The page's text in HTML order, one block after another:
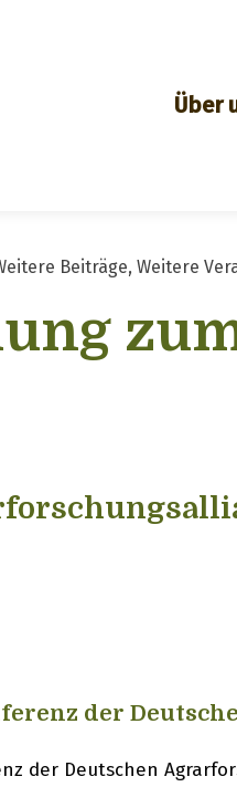
Über
Beiträge, Weitere
der
der Deutschen